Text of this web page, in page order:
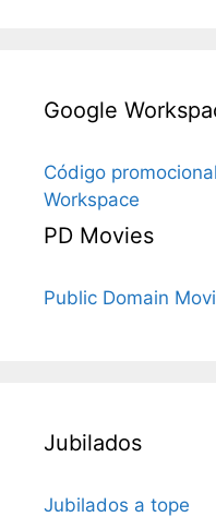
Google
Código
Workspace
PD Movies
Public Domain
Jubilados
Jubilados a tope